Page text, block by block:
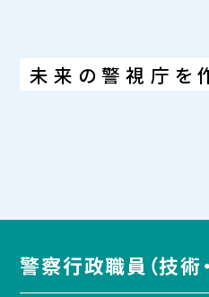
未来の警視庁を
警察行政職員（技術